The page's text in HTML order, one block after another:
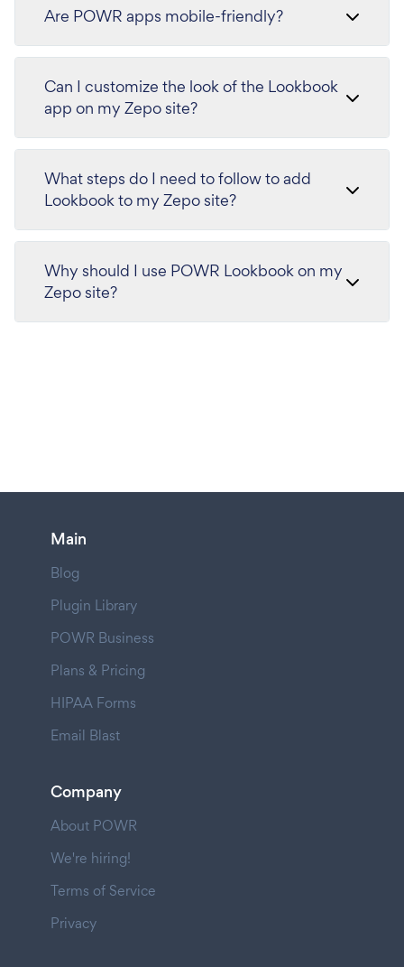
Are POWR apps mobile-friendly?
Can I customize the look of the Lookbook
app on my Zepo site?
What steps do I need to follow to add
Lookbook to my Zepo site?
Why should I use POWR Lookbook on my
Zepo site?
Main
Blog
Plugin Library
POWR Business
Plans & Pricing
HIPAA Forms
Email Blast
Company
About POWR
We're hiring!
Terms of Service
Privacy